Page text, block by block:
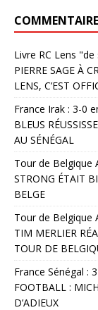
Livre RC Lens
PIERRE SAGE À
LENS, C’EST
France Irak : 3-0
BLEUS
AU SÉNÉGAL
Tour de Belgique
STRONG ÉTAIT
BELGE
Tour de Belgique
TIM MERLIER
TOUR DE
France Sénégal :
FOOTBALL :
D’ADIEUX